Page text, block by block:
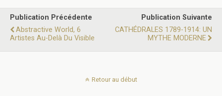
Publication Précédente
Abstractive World, 6
Artistes Au-Delà Du Visible
Publication Suivante
CATHÉDRALES 1789-1914: UN
MYTHE MODERNE
Retour au début